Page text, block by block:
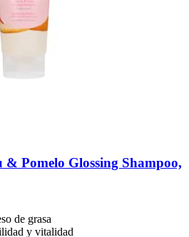
& Pomelo Glossing Shampoo,
de grasa
y vitalidad